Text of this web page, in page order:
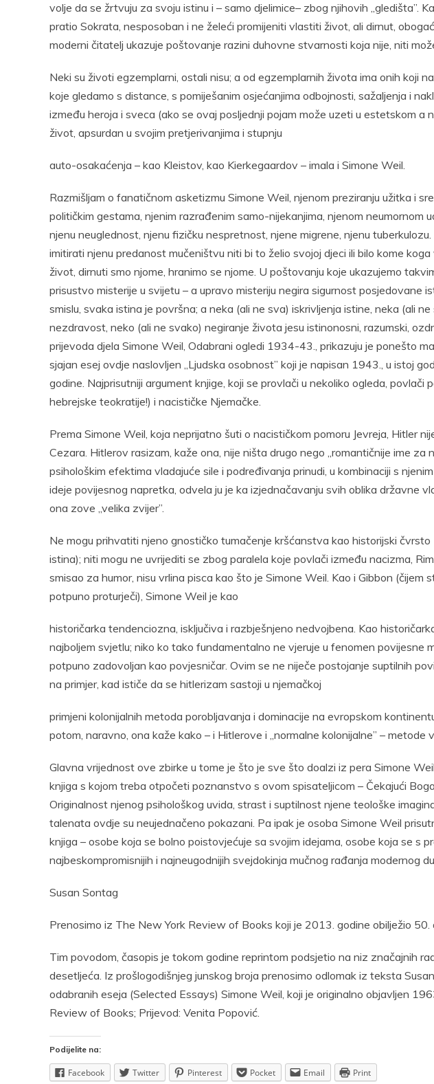
volje da se žrtvuju za svoju istinu i – samo djelimice– zbog njihovih „gledišta”.
pratio Sokrata, nesposoban i ne želeći promijeniti vlastiti život, ali dirnut,
moderni čitatelj ukazuje poštovanje razini duhovne stvarnosti koja nije, niti
Neki su životi egzemplarni, ostali nisu; a od egzemplarnih života ima onih koji
koje gledamo s distance, s pomiješanim osjećanjima odbojnosti, sažaljenja i
između heroja i sveca (ako se ovaj posljednji pojam može uzeti u estetskom a
život, apsurdan u svojim pretjerivanjima i stupnju
auto-osakaćenja – kao Kleistov, kao Kierkegaardov – imala i Simone Weil.
Razmišljam o fanatičnom asketizmu Simone Weil, njenom preziranju užitka i
političkim gestama, njenim razrađenim samo-nijekanjima, njenom neumornom
njenu neuglednost, njenu fizičku nespretnost, njene migrene, njenu
imitirati njenu predanost mučeništvu niti bi to želio svojoj djeci ili bilo kome
život, dirnuti smo njome, hranimo se njome. U poštovanju koje ukazujemo
prisustvo misterije u svijetu – a upravo misteriju negira sigurnost posjedovane
smislu, svaka istina je površna; a neka (ali ne sva) iskrivljenja istine, neka (ali
nezdravost, neko (ali ne svako) negiranje života jesu istinonosni, razumski,
prijevoda djela Simone Weil, Odabrani ogledi 1934-43., prikazuju je ponešto
sjajan esej ovdje naslovljen „Ljudska osobnost” koji je napisan 1943., u istoj
godine. Najprisutniji argument knjige, koji se provlači u nekoliko ogleda, povlači
hebrejske teokratije!) i nacističke Njemačke.
Prema Simone Weil, koja neprijatno šuti o nacističkom pomoru Jevreja, Hitler
Cezara. Hitlerov rasizam, kaže ona, nije ništa drugo nego „romantičnije ime za
psihološkim efektima vladajuće sile i podređivanja prinudi, u kombinaciji s
ideje povijesnog napretka, odvela ju je ka izjednačavanju svih oblika državne
ona zove „velika zvijer”.
Ne mogu prihvatiti njeno gnostičko tumačenje kršćanstva kao historijski
istina); niti mogu ne uvrijediti se zbog paralela koje povlači između nacizma,
smisao za humor, nisu vrlina pisca kao što je Simone Weil. Kao i Gibbon (čijem
potpuno proturječi), Simone Weil je kao
historičarka tendenciozna, isključiva i razbješnjeno nedvojbena. Kao
najboljem svjetlu; niko ko tako fundamentalno ne vjeruje u fenomen povijesne
potpuno zadovoljan kao povjesničar. Ovim se ne niječe postojanje suptilnih
na primjer, kad ističe da se hitlerizam sastoji u njemačkoj
primjeni kolonijalnih metoda porobljavanja i dominacije na evropskom
potom, naravno, ona kaže kako – i Hitlerove i „normalne kolonijalne” – metode
Glavna vrijednost ove zbirke u tome je što je sve što doalzi iz pera Simone
knjiga s kojom treba otpočeti poznanstvo s ovom spisateljicom – Čekajući
Originalnost njenog psihološkog uvida, strast i suptilnost njene teološke
talenata ovdje su neujednačeno pokazani. Pa ipak je osoba Simone Weil
knjiga – osobe koja se bolno poistovjećuje sa svojim idejama, osobe koja se s
najbeskompromisnijih i najneugodnijih svejdokinja mučnog rađanja modernog
Susan Sontag
Prenosimo iz The New York Review of Books koji je 2013. godine obilježio 50.
Tim povodom, časopis je tokom godine reprintom podsjetio na niz značajnih
desetljeća. Iz prošlogodišnjeg junskog broja prenosimo odlomak iz teksta
odabranih eseja (Selected Essays) Simone Weil, koji je originalno objavljen
Review of Books; Prijevod: Venita Popović.
Podijelite na:
Facebook Twitter Pinterest Pocket Email Print